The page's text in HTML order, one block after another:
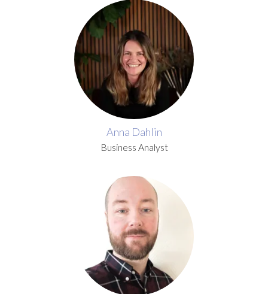
Anna Dahlin
Business Analyst